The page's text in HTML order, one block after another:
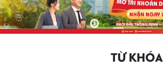
TỪ KHÓA